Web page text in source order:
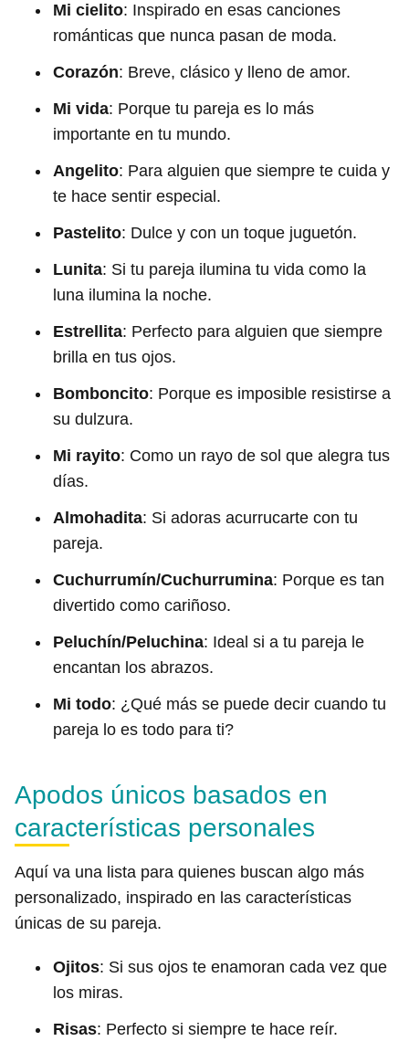
Mi cielito: Inspirado en esas canciones
románticas que nunca pasan de moda.
Corazón: Breve, clásico y lleno de amor.
Mi vida: Porque tu pareja es lo más
importante en tu mundo.
Angelito: Para alguien que siempre te cuida y
te hace sentir especial.
Pastelito: Dulce y con un toque juguetón.
Lunita: Si tu pareja ilumina tu vida como la
luna ilumina la noche.
Estrellita: Perfecto para alguien que siempre
brilla en tus ojos.
Bomboncito: Porque es imposible resistirse a
su dulzura.
Mi rayito: Como un rayo de sol que alegra tus
días.
Almohadita: Si adoras acurrucarte con tu
pareja.
Cuchurrumín/Cuchurrumina: Porque es tan
divertido como cariñoso.
Peluchín/Peluchina: Ideal si a tu pareja le
encantan los abrazos.
Mi todo: ¿Qué más se puede decir cuando tu
pareja lo es todo para ti?
Apodos únicos basados en
características personales
Aquí va una lista para quienes buscan algo más
personalizado, inspirado en las características
únicas de su pareja.
Ojitos: Si sus ojos te enamoran cada vez que
los miras.
Risas: Perfecto si siempre te hace reír.